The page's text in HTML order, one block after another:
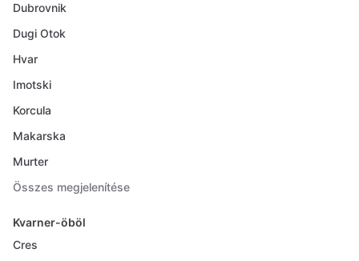
Dubrovnik
Dugi Otok
Hvar
Imotski
Korcula
Makarska
Murter
Összes megjelenítése
Kvarner-öböl
Cres